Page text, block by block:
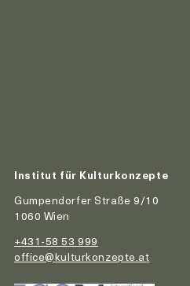
Institut für Kulturkonzepte
Gumpendorfer Straße 9/10
1060 Wien
+431-58 53 999
office@kulturkonzepte.at